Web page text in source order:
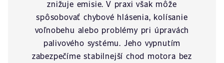
znižuje emisie. V praxi však môže
spôsobovať chybové hlásenia, kolísanie
voľnobehu alebo problémy pri úpravách
palivového systému. Jeho vypnutím
zabezpečíme stabilnejší chod motora bez